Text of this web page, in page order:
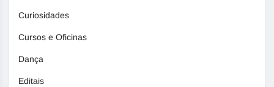
Curiosidades
Cursos e Oficinas
Dança
Editais